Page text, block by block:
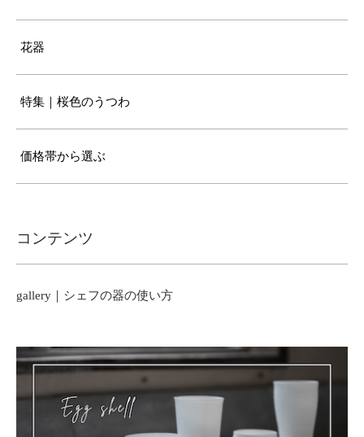
花器
特集｜桜色のうつわ
価格帯から選ぶ
コンテンツ
gallery｜シェフの器の使い方